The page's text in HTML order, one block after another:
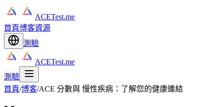
ACETest.me
首頁博客資源
測驗
ACETest.me
測驗
首頁/博客/ACE 分數與 慢性疾病：了解您的健康連結